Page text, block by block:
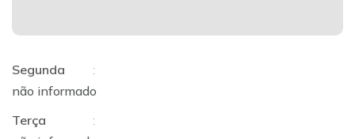
Segunda
:
não informado
Terça
: